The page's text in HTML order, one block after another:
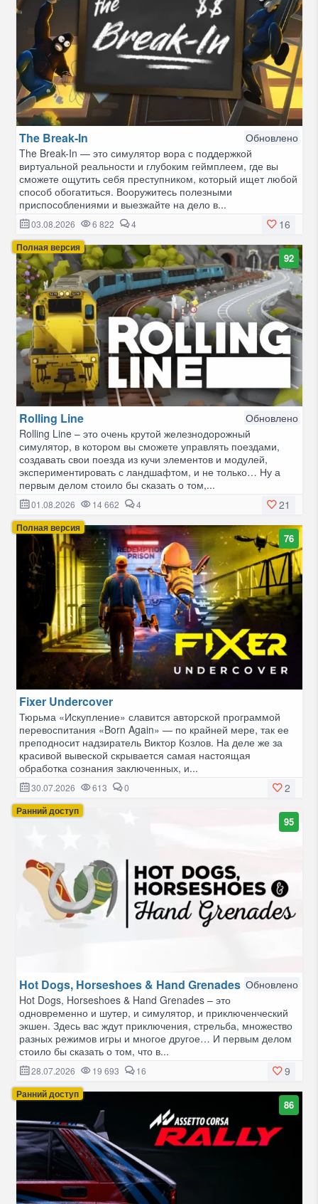
The Break-In
Обновлено
The Break-In — это симулятор вора с поддержкой
виртуальной реальности и глубоким геймплеем, где вы
сможете ощутить себя преступником, который ищет любой
способ обогатиться. Вооружитесь полезными
приспособлениями и выезжайте на дело в...
16
03.08.2026 6 822 4
Полная версия
92
Rolling Line
Обновлено
Rolling Line – это очень крутой железнодорожный
симулятор, в котором вы сможете управлять поездами,
создавать свои поезда из кучи элементов и модулей,
экспериментировать с ландшафтом, и не только… Ну а
первым делом стоило бы сказать о том,...
21
01.08.2026 14 662 4
Полная версия
76
Fixer Undercover
Тюрьма «Искупление» славится авторской программой
перевоспитания «Born Again» — по крайней мере, так ее
преподносит надзиратель Виктор Козлов. На деле же за
красивой вывеской скрывается самая настоящая
обработка сознания заключенных, и...
2
30.07.2026 613 0
Ранний доступ
95
Hot Dogs, Horseshoes & Hand Grenades Обновлено
Hot Dogs, Horseshoes & Hand Grenades – это
одновременно и шутер, и симулятор, и приключенческий
экшен. Здесь вас ждут приключения, стрельба, множество
разных режимов игры и многое другое… И первым делом
стоило бы сказать о том, что в...
9
28.07.2026 19 693 16
Ранний доступ
86